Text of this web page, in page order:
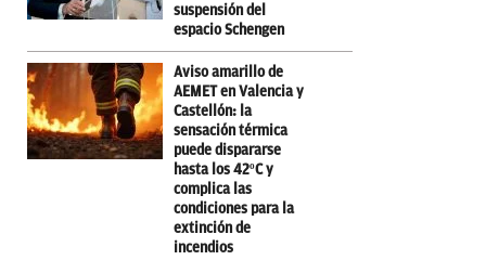
suspensión del
espacio Schengen
Aviso amarillo de
AEMET en Valencia y
Castellón: la
sensación térmica
puede dispararse
hasta los 42ºC y
complica las
condiciones para la
extinción de
incendios